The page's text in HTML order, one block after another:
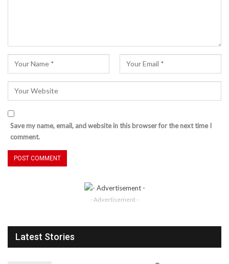
Save my name, email, and website in this browser for the next time I
comment.
- Advertisement -
Latest Stories